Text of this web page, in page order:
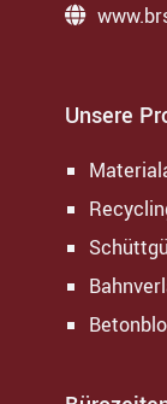
Unsere